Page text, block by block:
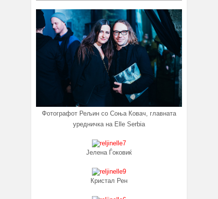
Фотографот Рељин со Соња Ковач, главната
уредничка на Elle Serbia
Јелена Ѓоковиќ
Кристал Рен